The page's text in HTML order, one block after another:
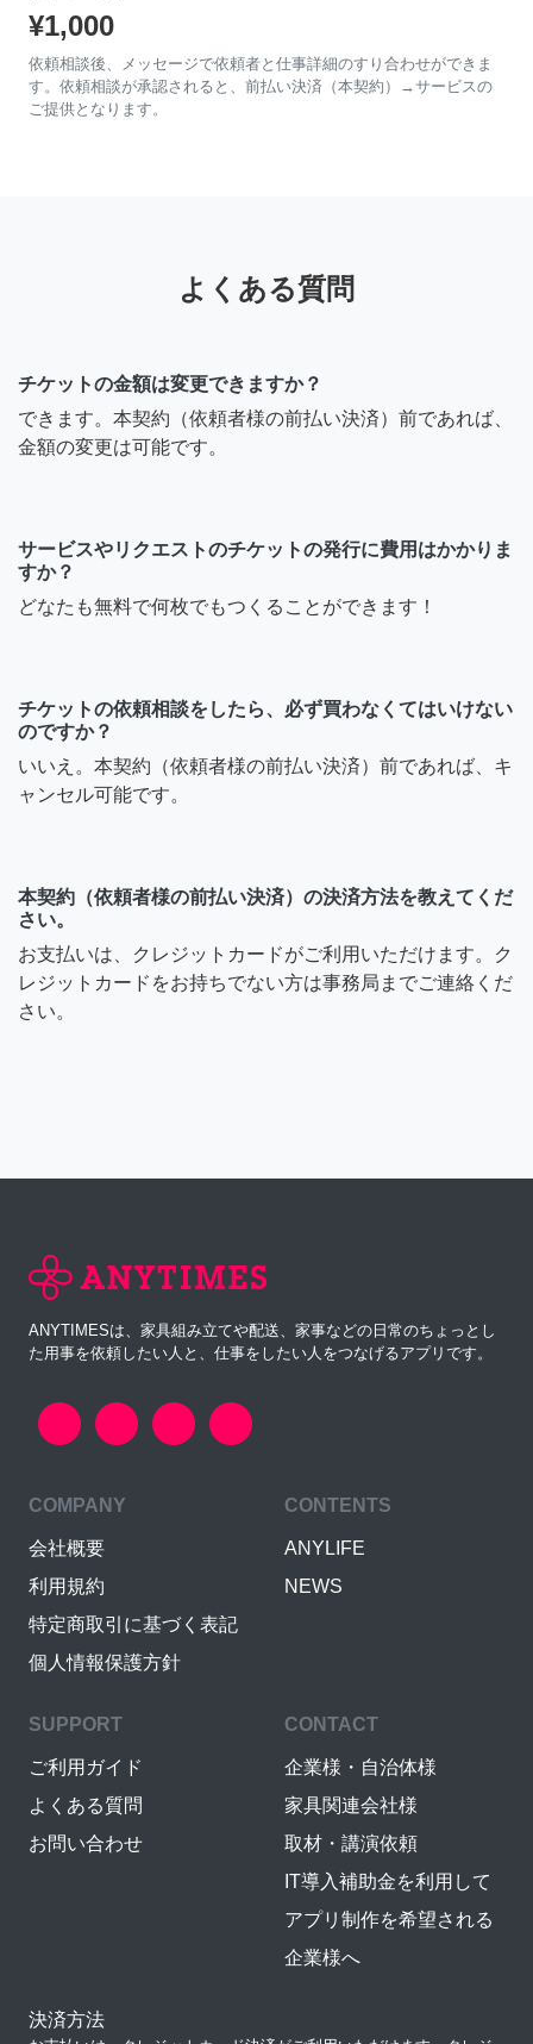
¥1,000
依頼相談後、メッセージで依頼者と仕事詳細のすり合わせができま
す。依頼相談が承認されると、前払い決済（本契約）→サービスの
ご提供となります。
よくある質問
チケットの金額は変更できますか？
できます。本契約（依頼者様の前払い決済）前であれば、
金額の変更は可能です。
サービスやリクエストのチケットの発行に費用はかかりま
すか？
どなたも無料で何枚でもつくることができます！
チケットの依頼相談をしたら、必ず買わなくてはいけない
のですか？
いいえ。本契約（依頼者様の前払い決済）前であれば、キ
ャンセル可能です。
本契約（依頼者様の前払い決済）の決済方法を教えてくだ
さい。
お支払いは、クレジットカードがご利用いただけます。ク
レジットカードをお持ちでない方は事務局までご連絡くだ
さい。
ANYTIMESは、家具組み立てや配送、家事などの日常のちょっとし
た用事を依頼したい人と、仕事をしたい人をつなげるアプリです。
COMPANY
会社概要
利用規約
特定商取引に基づく表記
個人情報保護方針
CONTENTS
ANYLIFE
NEWS
SUPPORT
ご利用ガイド
よくある質問
お問い合わせ
CONTACT
企業様・自治体様
家具関連会社様
取材・講演依頼
IT導入補助金を利用して
アプリ制作を希望される
企業様へ
決済方法